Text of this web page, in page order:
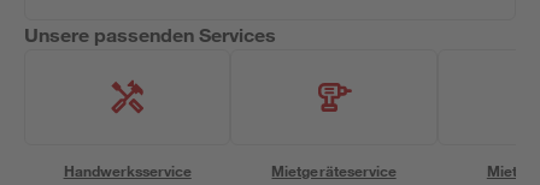
Unsere passenden Services
Handwerksservice Mietgeräteservice